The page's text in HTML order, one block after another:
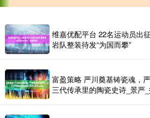
维嘉优配平台 22名运动员出
岩队整装待发“为国而攀”
富盈策略 严川奠基铸瓷魂，
三代传承里的陶瓷史诗_景严